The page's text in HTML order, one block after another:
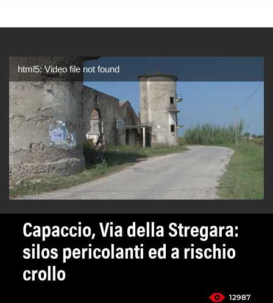
html5: Video file not found
Capaccio, Via della Stregara:
silos pericolanti ed a rischio
crollo
12987